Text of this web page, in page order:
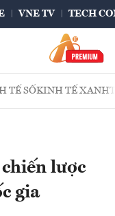
VNE TV TECH
TẾ SỐKINH TẾ XANH
lược
gia